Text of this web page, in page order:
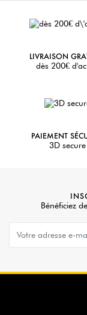
LIVRAISON
dès 200€
PAIEMENT
3D secure
Bénéficiez